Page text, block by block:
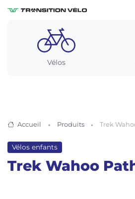
Vélos
Accueil Produits Trek
Vélos enfants
Trek Wahoo